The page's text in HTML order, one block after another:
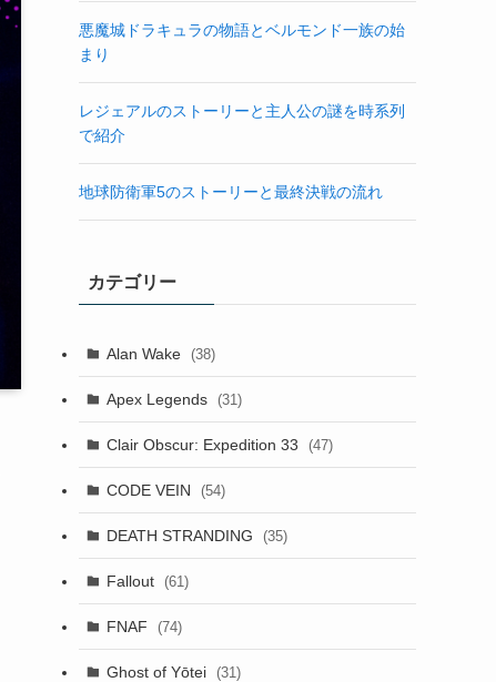
悪魔城ドラキュラの物語とベルモンド一族の始
まり
レジェアルのストーリーと主人公の謎を時系列
で紹介
地球防衛軍5のストーリーと最終決戦の流れ
カテゴリー
Alan Wake (38)
Apex Legends (31)
Clair Obscur: Expedition 33 (47)
CODE VEIN (54)
DEATH STRANDING (35)
Fallout (61)
FNAF (74)
Ghost of Yōtei (31)